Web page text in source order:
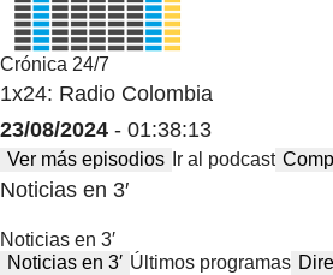
Crónica 24/7
1x24: Radio Colombia
23/08/2024 - 01:38:13
Ver más episodios Ir al podcast
Noticias en 3′
Noticias en 3′
Noticias en 3′ Últimos programas